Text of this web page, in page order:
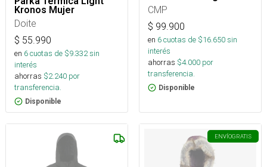
Kronos Mujer
Doite
$ 55.990
en 6cuotas de $9.332sin
interés
ahorras $2.240 por
transferencia.
Disponible
CMP
$ 99.900
en 6cuotas de $16.650sin
interés
ahorras $4.000 por
transferencia.
Disponible
ENVÍOGRATIS